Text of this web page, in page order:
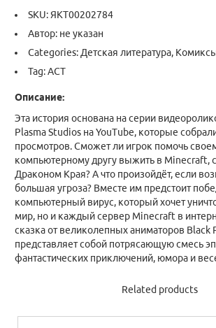
SKU:ЯКТ00202784
Автор: не указан
Categories:Детская литература,
Tag:АСТ
Описание:
Эта история основана на серии
Plasma Studios на YouTube, которые
просмотров. Сможет ли игрок помочь
компьютерному другу выжить в Minecraft,
Драконом Края? А что произойдёт, если
большая угроза? Вместе им предстоит
компьютерный вирус, который хочет
мир, но и каждый сервер Minecraft в
сказка от великолепных аниматоров Black
представляет собой потрясающую смесь
фантастических приключений, юмора и
Related products